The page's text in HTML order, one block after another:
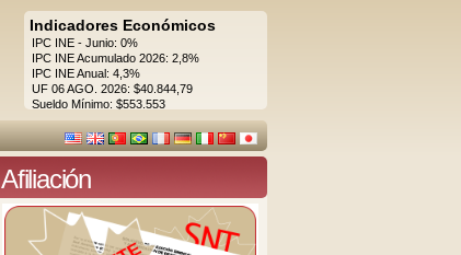
Indicadores Económicos
IPC INE - Junio: 0%
IPC INE Acumulado 2026: 2,8%
IPC INE Anual: 4,3%
UF 06 AGO. 2026: $40.844,79
Sueldo Mínimo: $553.553
Afiliación